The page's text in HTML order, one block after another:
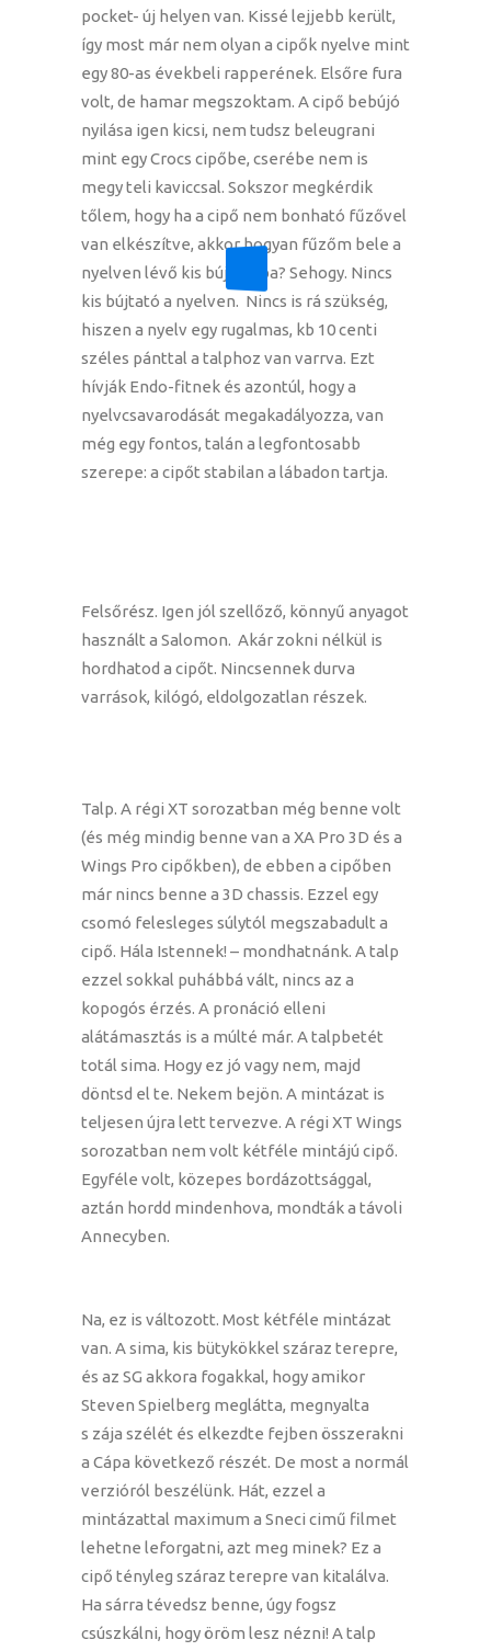
pocket- új helyen van. Kissé lejjebb került,
így most már nem olyan a cipők nyelve mint
egy 80-as évekbeli rapperének. Elsőre fura
volt, de hamar megszoktam. A cipő bebújó
nyilása igen kicsi, nem tudsz beleugrani
mint egy Crocs cipőbe, cserébe nem is
megy teli kaviccsal. Sokszor megkérdik
tőlem, hogy ha a cipő nem bonható fűzővel
van elkészítve, akkor hogyan fűzőm bele a
nyelven lévő kis bújtatóba? Sehogy. Nincs
kis bújtató a nyelven. Nincs is rá szükség,
hiszen a nyelv egy rugalmas, kb 10 centi
széles pánttal a talphoz van varrva. Ezt
hívják Endo-fitnek és azontúl, hogy a
nyelvcsavarodását megakadályozza, van
még egy fontos, talán a legfontosabb
szerepe: a cipőt stabilan a lábadon tartja.
Felsőrész. Igen jól szellőző, könnyű anyagot
használt a Salomon. Akár zokni nélkül is
hordhatod a cipőt. Nincsennek durva
varrások, kilógó, eldolgozatlan részek.
Talp. A régi XT sorozatban még benne volt
(és még mindig benne van a XA Pro 3D és a
Wings Pro cipőkben), de ebben a cipőben
már nincs benne a 3D chassis. Ezzel egy
csomó felesleges súlytól megszabadult a
cipő. Hála Istennek! – mondhatnánk. A talp
ezzel sokkal puhábbá vált, nincs az a
kopogós érzés. A pronáció elleni
alátámasztás is a múlté már. A talpbetét
totál sima. Hogy ez jó vagy nem, majd
döntsd el te. Nekem bejön. A mintázat is
teljesen újra lett tervezve. A régi XT Wings
sorozatban nem volt kétféle mintájú cipő.
Egyféle volt, közepes bordázottsággal,
aztán hordd mindenhova, mondták a távoli
Annecyben.
Na, ez is változott. Most kétféle mintázat
van. A sima, kis bütykökkel száraz terepre,
és az SG akkora fogakkal, hogy amikor
Steven Spielberg meglátta, megnyalta
s zája szélét és elkezdte fejben összerakni
a Cápa következő részét. De most a normál
verzióról beszélünk. Hát, ezzel a
mintázattal maximum a Sneci cimű filmet
lehetne leforgatni, azt meg minek? Ez a
cipő tényleg száraz terepre van kitalálva.
Ha sárra tévedsz benne, úgy fogsz
csúszkálni, hogy öröm lesz nézni! A talp